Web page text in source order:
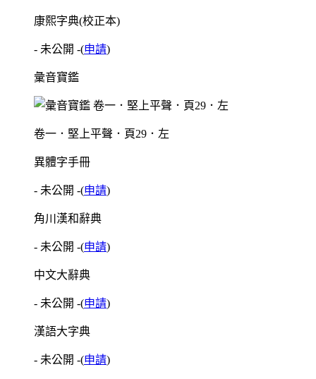
康熙字典(校正本)
- 未公開 -(申請)
彙音寶鑑
卷一．堅上平聲．頁29．左
異體字手冊
- 未公開 -(申請)
角川漢和辭典
- 未公開 -(申請)
中文大辭典
- 未公開 -(申請)
漢語大字典
- 未公開 -(申請)